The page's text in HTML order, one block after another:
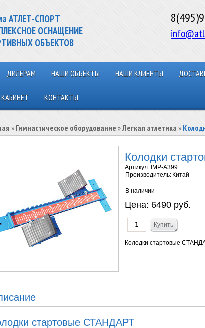
АТЛЕТ-СПОРТ
ОСНАЩЕНИЕ
ОБЪЕКТОВ
ДИЛЕРАМ НАШИ ОБЪЕКТЫ НАШИ КЛИЕНТЫ
КОНТАКТЫ
» Гимнастическое оборудование »Легкая атлетика »
Колодки
Артикул: IMP-A399
Производитель: Китай
В наличии
Цена: 6490 руб.
Колодки стартовые
стартовые СТАНДАРТ